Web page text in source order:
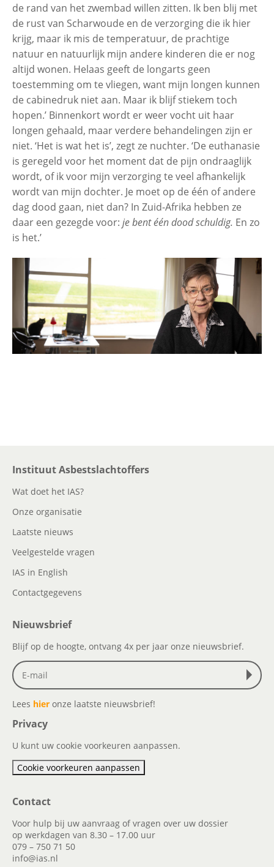
de rand van het zwembad willen zitten. Ik ben blij met
de rust van Scharwoude en de verzorging die ik hier
krijg, maar ik mis de temperatuur, de prachtige
natuur en natuurlijk mijn andere kinderen die er nog
altijd wonen. Helaas geeft de longarts geen
toestemming om te vliegen, want mijn longen kunnen
de cabinedruk niet aan. Maar ik blijf stiekem toch
hopen.’ Binnenkort wordt er weer vocht uit haar
longen gehaald, maar verdere behandelingen zijn er
niet. ‘Het is wat het is’, zegt ze nuchter. ‘De euthanasie
is geregeld voor het moment dat de pijn ondraaglijk
wordt, of ik voor mijn verzorging te veel afhankelijk
wordt van mijn dochter. Je moet op de één of andere
dag dood gaan, niet dan? In Zuid-Afrika hebben ze
daar een gezegde voor: je bent één dood schuldig. En zo
is het.’
Instituut Asbestslachtoffers
Wat doet het IAS?
Onze organisatie
Laatste nieuws
Veelgestelde vragen
IAS in English
Contactgegevens
Nieuwsbrief
Blijf op de hoogte, ontvang 4x per jaar onze nieuwsbrief.
Lees hier onze laatste nieuwsbrief!
Privacy
U kunt uw cookie voorkeuren aanpassen.
Cookie voorkeuren aanpassen
Contact
Voor hulp bij uw aanvraag of vragen over uw dossier
op werkdagen van 8.30 – 17.00 uur
079 – 750 71 50
info@ias.nl